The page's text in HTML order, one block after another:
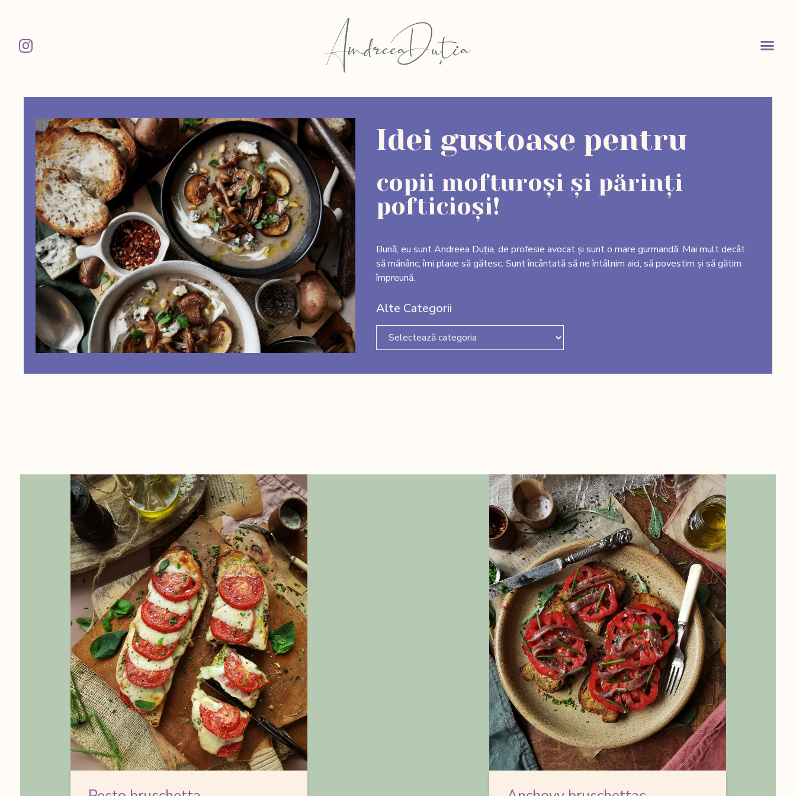
Idei gustoase pentru
copii mofturoși și părinți
pofticioși!
Bună, eu sunt Andreea Duția, de profesie avocat și sunt o mare gurmandă. Mai mult decât
să mănânc, îmi place să gătesc. Sunt încântată să ne întâlnim aici, să povestim și să gătim
împreună.
Alte Categorii